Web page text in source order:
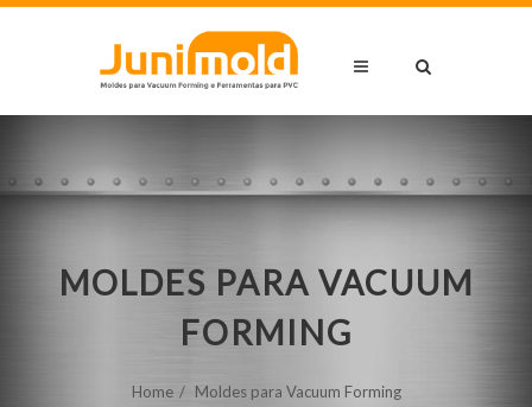
MOLDES PARA VACUUM
FORMING
Home Moldes para Vacuum Forming